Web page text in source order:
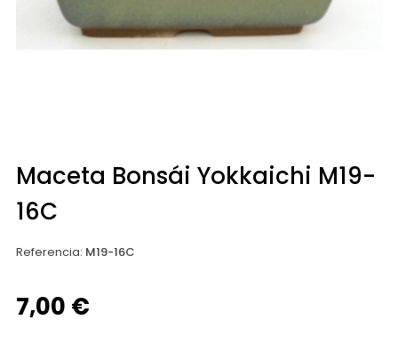
Maceta Bonsái Yokkaichi M19-
16C
Referencia: M19-16C
7,00 €